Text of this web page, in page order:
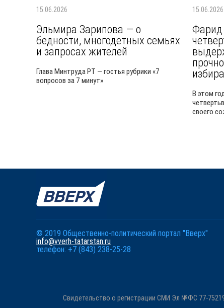
15.06.2026
Эльмира Зарипова — о
бедности, многодетных семьях
и запросах жителей
Глава Минтруда РТ — гостья рубрики «7
вопросов за 7 минут»
15.06.2026
В этом
своего
© 2019 Общественно-политический портал "Вверх"
info@vverh-tatarstan.ru
телефон: +7 (843) 238-25-28
Свидетельство о регистрации СМИ Эл №ФС 77-